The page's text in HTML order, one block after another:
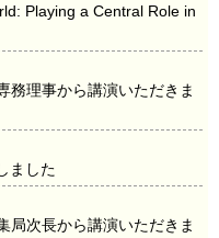
Playing a Central Role in
務理事から講演いただきま
ました
局次長から講演いただきま